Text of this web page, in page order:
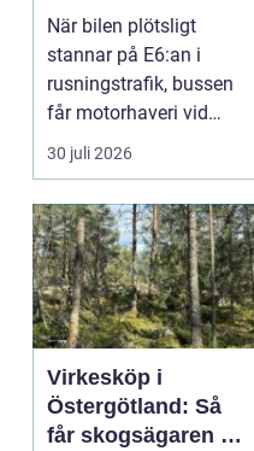
När bilen plötsligt
stannar på E6:an i
rusningstrafik, bussen
får motorhaveri vid
hållplatsen eller ...
30 juli 2026
Virkesköp i
Östergötland: Så
får skogsägaren ut